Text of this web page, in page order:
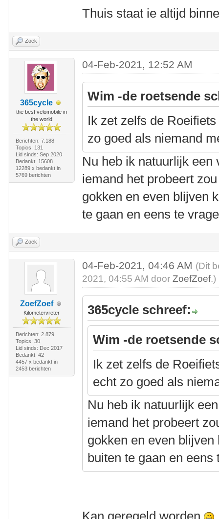
Thuis staat ie altijd
Zoek
365cycle
the best velomobile in
the world
Berichten: 7.188
Topics: 131
Lid sinds: Sep 2020
Bedankt: 15608
12289 x bedankt in
5769 berichten
04-Feb-2021, 12:52 AM
Wim -de roetsende
Ik zet zelfs de
zo goed als niemand
Nu heb ik natuurlijk
iemand het probeert
gokken en even blijven
te gaan en eens te
Zoek
ZoefZoef
Kilometervreter
Berichten: 2.879
Topics: 30
Lid sinds: Dec 2017
Bedankt: 42
4457 x bedankt in
2453 berichten
04-Feb-2021, 04:46 AM (Dit
2021, 04:55 AM doorZoefZoef.)
365cycle schreef:
Wim -de roetsende
Ik zet zelfs de
echt zo goed als
Nu heb ik natuurlijk
iemand het probeert
gokken en even
buiten te gaan en
Kan geregeld worden